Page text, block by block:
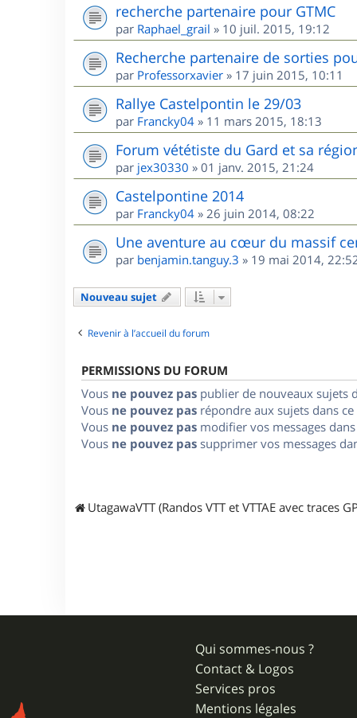
recherche partenaire pour GTMC
par Raphael_grail » 10 juil. 2015, 19:12
Recherche partenaire de sorties
par Professorxavier » 17 juin 2015, 10:11
Rallye Castelpontin le 29/03
par Francky04 » 11 mars 2015, 18:13
Forum vététiste du Gard et sa
par jex30330 » 01 janv. 2015, 21:24
Castelpontine 2014
par Francky04 » 26 juin 2014, 08:22
Une aventure au cœur du massif
par benjamin.tanguy.3 » 19 mai 2014,
Nouveau sujet
Revenir à l’accueil du forum
PERMISSIONS DU FORUM
Vous ne pouvez pas publier de nouveaux sujets
Vous ne pouvez pas répondre aux sujets dans
Vous ne pouvez pas modifier vos messages
Vous ne pouvez pas supprimer vos messages
UtagawaVTT (Randos VTT et VTTAE avec traces
Qui sommes-nous ?
Contact & Logos
Services pros
Mentions légales